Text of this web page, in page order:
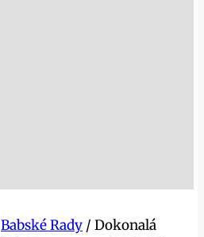
Babské Rady / Dokonalá